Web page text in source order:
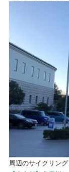
周辺のサイクリン